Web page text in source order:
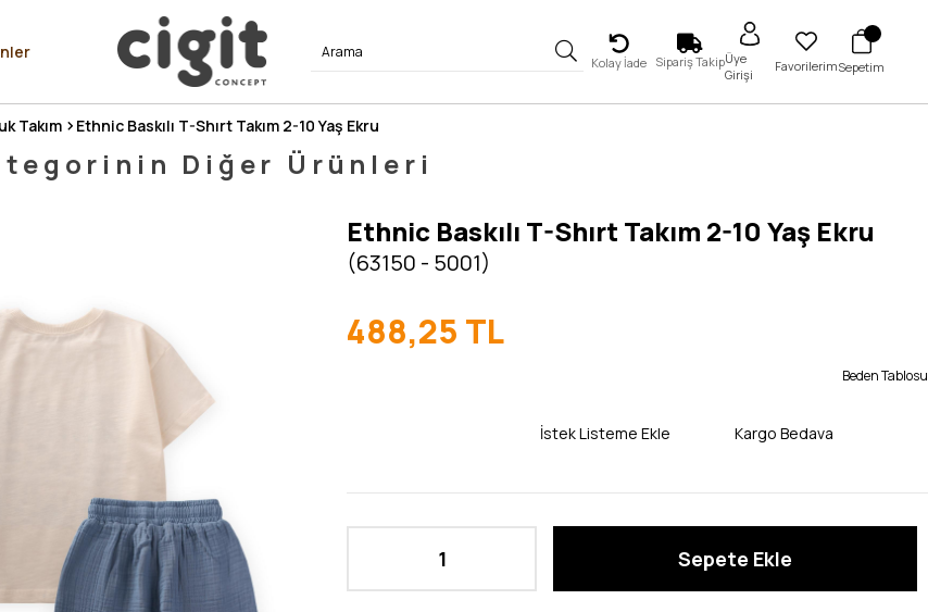
Kolay İade Sipariş TakipÜye
Girişi
FavorilerimSepetim
Takım Ethnic Baskılı T-Shırt Takım 2-10 Yaş Ekru
Diğer Ürünleri
Ethnic Baskılı T-Shırt Takım 2-10 Yaş Ekru
(63150 - 5001)
488,25 TL
Beden Tablosu
İstek Listeme Ekle Kargo Bedava